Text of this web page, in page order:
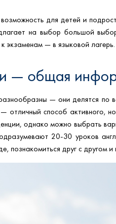
для детей и
на выбор большой
экзаменам — в языковой лагерь.
— общая
— они делятся по
отличный способ активного,
однако можно выбрать
20-30 уроков
познакомиться друг с другом